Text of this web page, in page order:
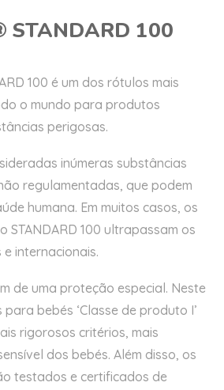
STANDARD 100
100 é um dos rótulos mais
o mundo para produtos
perigosas.
inúmeras substâncias
regulamentadas, que podem
humana. Em muitos casos, os
STANDARD 100 ultrapassam os
internacionais.
de uma proteção especial. Neste
bebés ‘Classe de produto I’
rigorosos critérios, mais
dos bebés. Além disso, os
testados e certificados de